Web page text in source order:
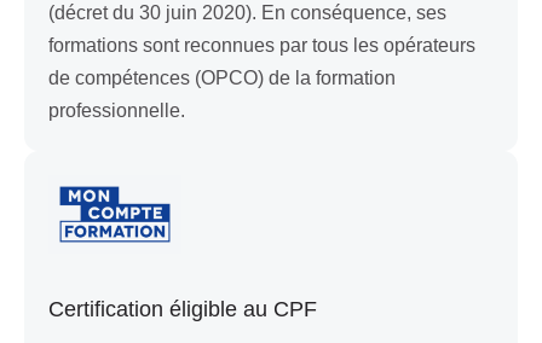
(décret du 30 juin 2020). En conséquence, ses
formations sont reconnues par tous les opérateurs
de compétences (OPCO) de la formation
professionnelle.
Certification éligible au CPF